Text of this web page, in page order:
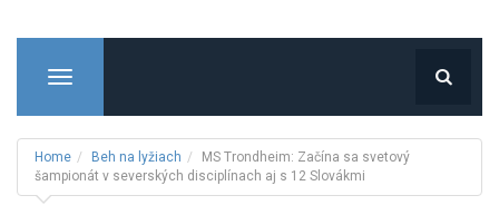
T
g
l
e
Home Beh na lyžiach
MS Trondheim: Začína sa svetový
šampionát v severských disciplínach aj s 12 Slovákmi